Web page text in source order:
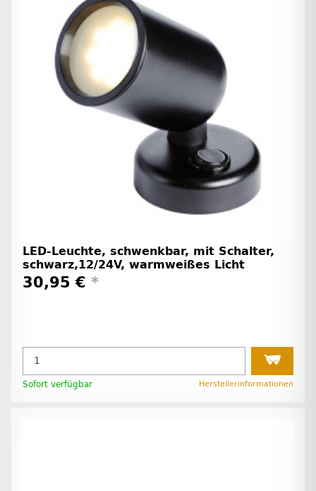
LED-Leuchte, schwenkbar, mit Schalter,
schwarz,12/24V, warmweißes Licht
30,95 € *
Sofort verfügbar Herstellerinformationen